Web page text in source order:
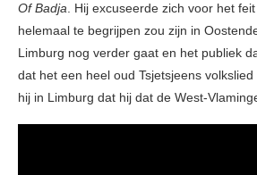
Of Badja. Hij excuseerde zich voor het
helemaal te begrijpen zou zijn in
Limburg nog verder gaat en het publiek
dat het een heel oud Tsjetsjeens
hij in Limburg dat hij dat de West-